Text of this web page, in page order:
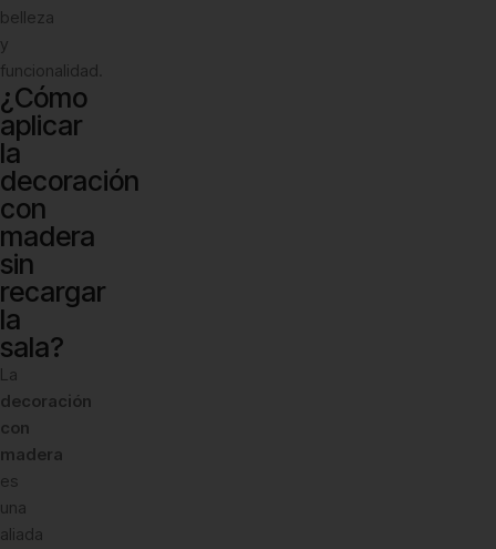
belleza
y
funcionalidad.
¿Cómo
aplicar
la
decoración
con
madera
sin
recargar
la
sala?
La
decoración
con
madera
es
una
aliada